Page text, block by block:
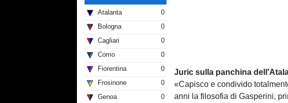
Atalanta
0
Bologna
0
Cagliari
0
Como
0
Fiorentina
0
Frosinone
0
Genoa
0
Juric sulla panchina
«Capisco e condivido
anni la filosofia di Gasperini,